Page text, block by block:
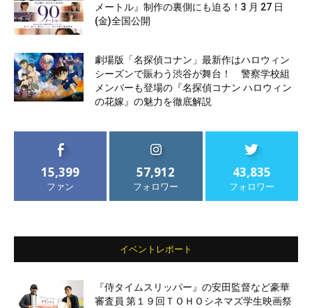
メートル』制作の裏側にも迫る！3 月 27 日
(金)全国公開
劇場版「名探偵コナン」最新作はハロウィン
シーズンで賑わう渋谷が舞台！ 警察学校組
メンバーも登場の『名探偵コナン ハロウィン
の花嫁』の魅力を徹底解説
15,399
ファン
57,912
フォロワー
43,835
フォロワー
イベントレポート
『侍タイムスリッパー』の安田監督など豪華
審査員 第１９回ＴＯＨＯシネマズ学生映画祭